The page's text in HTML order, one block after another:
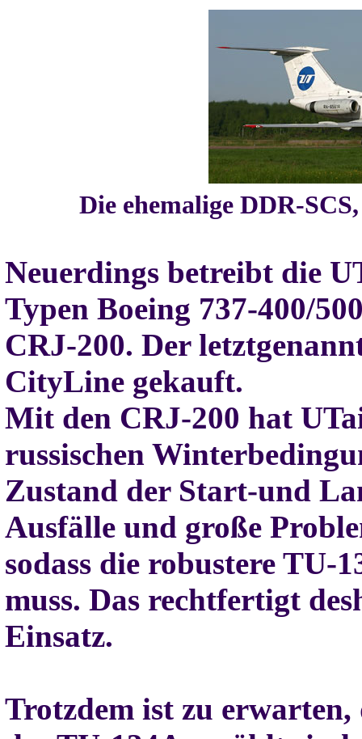
Die ehemalige DDR-
Neuerdings betreibt die
Typen Boeing 737-400/
CRJ-200. Der
CityLine gekauft.
Mit den CRJ-200 hat
russischen
Zustand der Start-und
Ausfälle und große
sodass die robustere TU-
muss. Das rechtfertigt
Einsatz.
Trotzdem ist zu erwarten,